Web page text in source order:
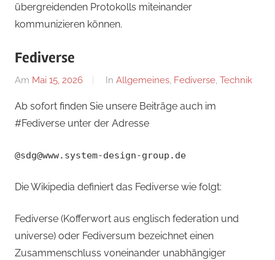
übergreidenden Protokolls miteinander
kommunizieren können.
Fediverse
Am Mai 15, 2026
Von
In Allgemeines, Fediverse, Technik
Ab sofort finden Sie unsere Beiträge auch im
#Fediverse unter der Adresse
@sdg@www.system-design-group.de
Die Wikipedia definiert das Fediverse wie folgt:
Fediverse (Kofferwort aus englisch federation und
universe) oder Fediversum bezeichnet einen
Zusammenschluss voneinander unabhängiger